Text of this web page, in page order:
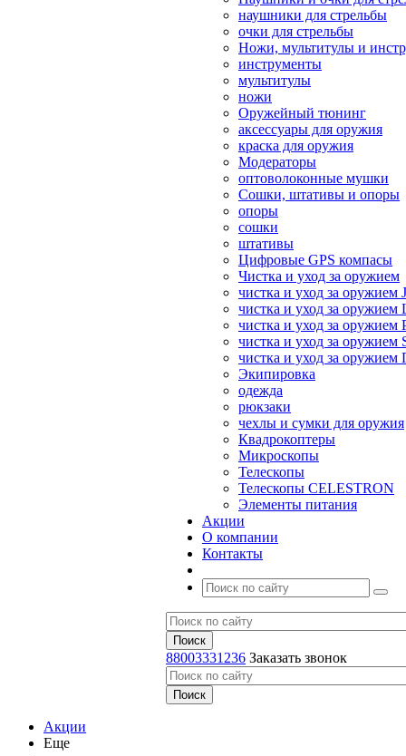
наушники для стрельбы
очки для стрельбы
Ножи, мультитулы и
инструменты
мультитулы
ножи
Оружейный тюнинг
аксессуары для оружия
краска для оружия
Модераторы
оптоволоконные мушки
Сошки, штативы и опоры
опоры
сошки
штативы
Цифровые GPS компасы
Чистка и уход за оружием
чистка и уход за оружием
чистка и уход за оружием
чистка и уход за оружием
чистка и уход за оружием
чистка и уход за
Экипировка
одежда
рюкзаки
чехлы и сумки для оружия
Квадрокоптеры
Микроскопы
Телескопы
Телескопы CELESTRON
Элементы питания
Акции
О компании
Контакты
88003331236 Заказать звонок
Акции
Еще